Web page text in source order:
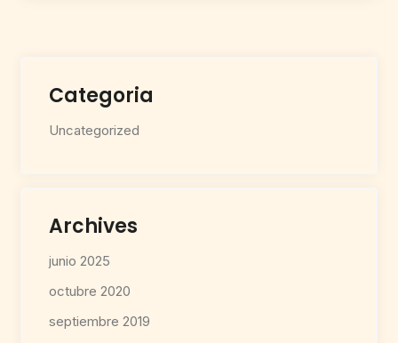
Categoria
Uncategorized
Archives
junio 2025
octubre 2020
septiembre 2019